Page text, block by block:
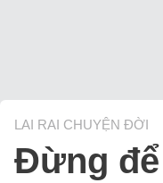
LAI RAI CHUYỆN ĐỜI
Đừng